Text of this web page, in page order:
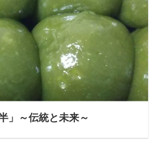
」～伝統と未来～